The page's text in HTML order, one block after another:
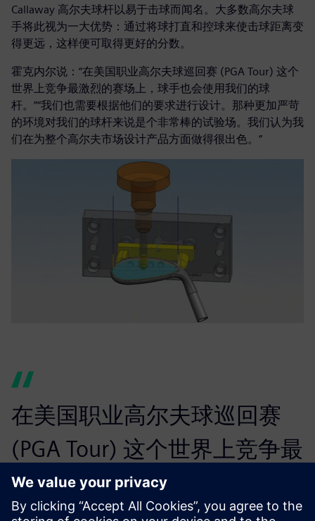
Callaway 高尔夫球杆以易于击球而闻名。大多数高尔夫球
手将此视为一大优势：通过将球打直和控球来使击球距离变
得更远，这样便可取得更好的分数。
霍克内尔说：“在美国职业高尔夫球巡回赛 (PGA Tour) 这个
世界上竞争最激烈的赛场上，球手也会使用我们的球
杆。”“我们也需要根据他们的要求进行设计。那种更加严苛
的环境对我们的球杆来说是个非常棒的试验场。我们认为我
们在为整个高尔夫市场设计产品方面做得很出色。”
在美国职业高尔夫球巡回赛
(PGA Tour) 这个世界上竞争最
激烈的赛场上，球手也会使用